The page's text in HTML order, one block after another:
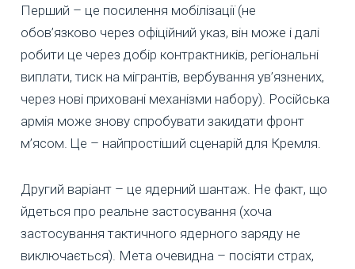
Перший – це посилення мобілізації (не
обов’язково через офіційний указ, він може і далі
робити це через добір контрактників, регіональні
виплати, тиск на мігрантів, вербування ув’язнених,
через нові приховані механізми набору). Російська
армія може знову спробувати закидати фронт
м’ясом. Це – найпростіший сценарій для Кремля.
Другий варіант – це ядерний шантаж. Не факт, що
йдеться про реальне застосування (хоча
застосування тактичного ядерного заряду не
виключається). Мета очевидна – посіяти страх,